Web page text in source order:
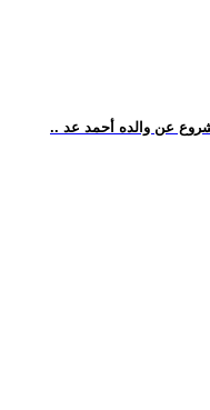
عن والده أحمد عد